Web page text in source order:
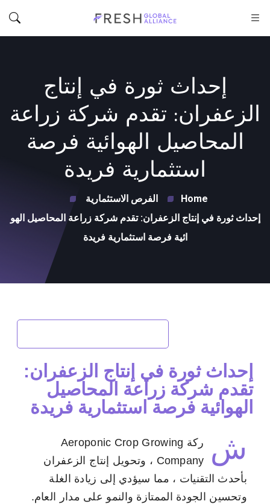
إحداث ثورة في إنتاج
الزعفران: تقدم شركة زراعة
المحاصيل الهوائية فرصة
استثمارية فريدة
Home
الفرص الاستثمارية
إحداث ثورة في إنتاج الزعفران: تقدم شركة زراعة المحاصيل الهو
ائية فرصة استثمارية فريدة
إحداث ثورة في إنتاج الزعفران:
تقدم شركة زراعة المحاصيل
الهوائية فرصة استثمارية فريدة
ش
ركة Aeroponic Crop Growing
Company ، وتحويل إنتاج الزعفران
بأحدث التقنيات ، مما سيؤدي إلى زيادة الغلة
وتحسين الجودة الممتازة والنمو على مدار العام.